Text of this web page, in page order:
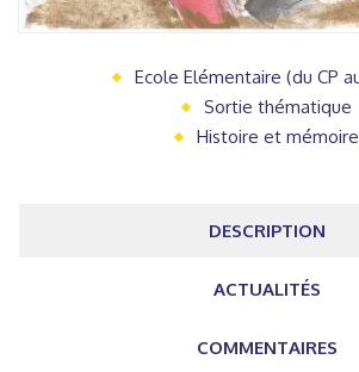
Ecole Elémentaire (du CP
Sortie thématique
Histoire et mémoire
DESCRIPTION
ACTUALITÉS
COMMENTAIRES